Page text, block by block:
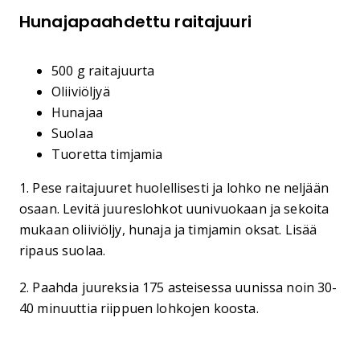
Hunajapaahdettu raitajuuri
500 g raitajuurta
Oliiviöljyä
Hunajaa
Suolaa
Tuoretta timjamia
1. Pese raitajuuret huolellisesti ja lohko ne neljään
osaan. Levitä juureslohkot uunivuokaan ja sekoita
mukaan oliiviöljy, hunaja ja timjamin oksat. Lisää
ripaus suolaa.
2. Paahda juureksia 175 asteisessa uunissa noin 30-
40 minuuttia riippuen lohkojen koosta.